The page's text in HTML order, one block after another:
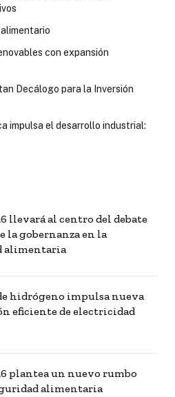
con expansión
Decálogo para la Inversión
impulsa el desarrollo industrial:
llevará al centro del debate
la gobernanza en la
alimentaria
hidrógeno impulsa nueva
eficiente de electricidad
plantea un nuevo rumbo
alimentaria